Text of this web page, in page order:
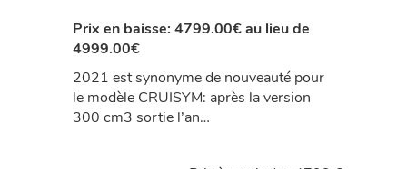
Prix en baisse: 4799.00€ au lieu de
4999.00€
2021 est synonyme de nouveauté pour
le modèle CRUISYM: après la version
300 cm3 sortie l’an…